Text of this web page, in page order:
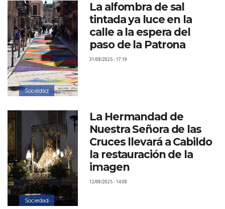
Sociedad
La alfombra de sal
tintada ya luce en la
calle a la espera del
paso de la Patrona
31/08/2025 - 17:19
Sociedad
La Hermandad de
Nuestra Señora de las
Cruces llevará a Cabildo
la restauración de la
imagen
12/08/2025 - 14:08